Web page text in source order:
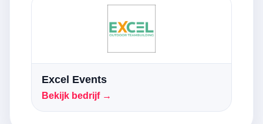
Excel Events
Bekijk bedrijf →